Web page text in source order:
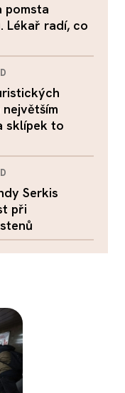
pomsta
Lékař radí, co
sklípek to
Serkis
při